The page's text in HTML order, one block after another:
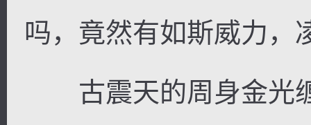
吗，竟然有如斯威力，
古震天的周身金光